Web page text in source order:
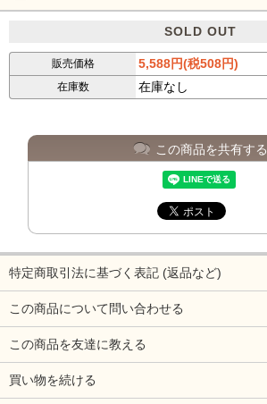
SOLD OUT
販売価格 5,588円(税508円)
在庫数 在庫なし
この商品を共有する
特定商取引法に基づく表記 (返品など)
この商品について問い合わせる
この商品を友達に教える
買い物を続ける